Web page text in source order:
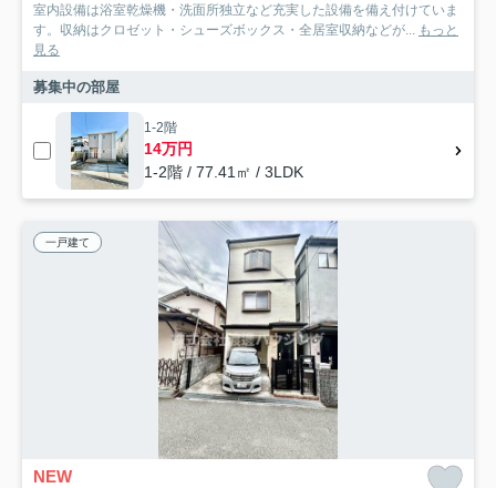
室内設備は浴室乾燥機・洗面所独立など充実した設備を備え付けていま
す。収納はクロゼット・シューズボックス・全居室収納などが... もっと
見る
募集中の部屋
1-2階
14万円
1-2階 / 77.41㎡ / 3LDK
一戸建て
NEW